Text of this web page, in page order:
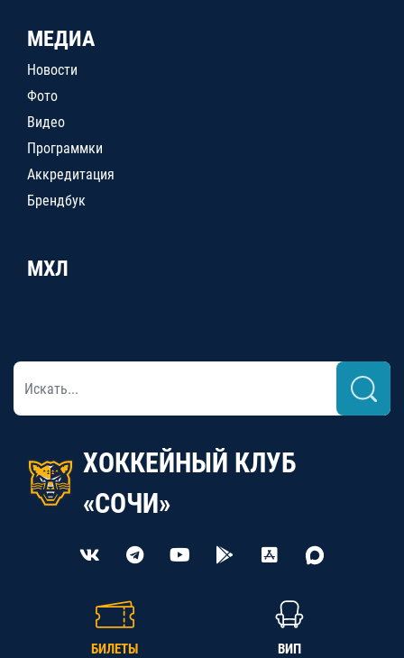
МЕДИА
Новости
Фото
Видео
Программки
Аккредитация
Брендбук
МХЛ
ХОККЕЙНЫЙ КЛУБ
«СОЧИ»
БИЛЕТЫ ВИП